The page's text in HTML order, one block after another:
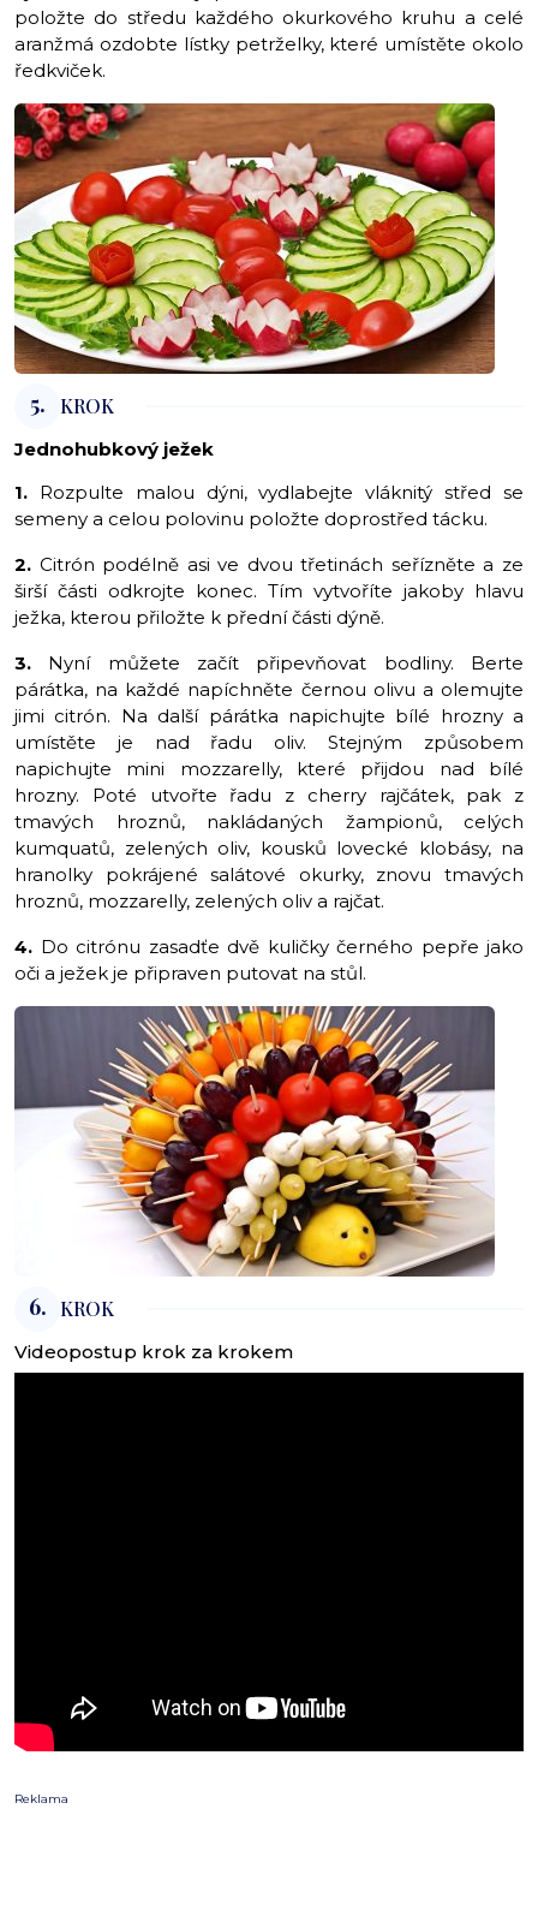
položte do středu každého okurkového kruhu a celé
aranžmá ozdobte lístky petrželky, které umístěte okolo
ředkviček.
5. KROK
Jednohubkový ježek
1. Rozpulte malou dýni, vydlabejte vláknitý střed se
semeny a celou polovinu položte doprostřed tácku.
2. Citrón podélně asi ve dvou třetinách seřízněte a ze
širší části odkrojte konec. Tím vytvoříte jakoby hlavu
ježka, kterou přiložte k přední části dýně.
3. Nyní můžete začít připevňovat bodliny. Berte
párátka, na každé napíchněte černou olivu a olemujte
jimi citrón. Na další párátka napichujte bílé hrozny a
umístěte je nad řadu oliv. Stejným způsobem
napichujte mini mozzarelly, které přijdou nad bílé
hrozny. Poté utvořte řadu z cherry rajčátek, pak z
tmavých hroznů, nakládaných žampionů, celých
kumquatů, zelených oliv, kousků lovecké klobásy, na
hranolky pokrájené salátové okurky, znovu tmavých
hroznů, mozzarelly, zelených oliv a rajčat.
4. Do citrónu zasadťe dvě kuličky černého pepře jako
oči a ježek je připraven putovat na stůl.
6. KROK
Videopostup krok za krokem
Reklama